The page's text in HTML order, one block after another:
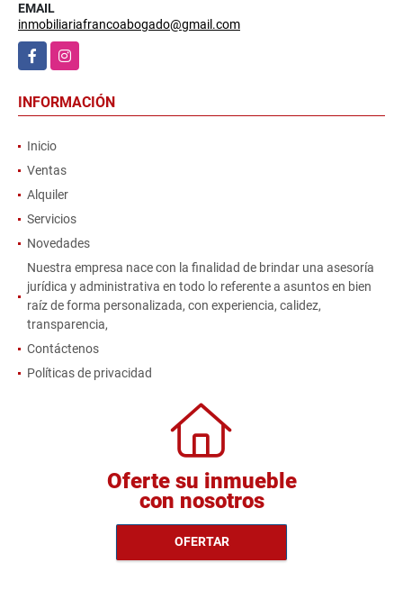
EMAIL
inmobiliariafrancoabogado@gmail.com
FacebookInstagram
INFORMACIÓN
Inicio
Ventas
Alquiler
Servicios
Novedades
Nuestra empresa nace con la finalidad de brindar una asesoría
jurídica y administrativa en todo lo referente a asuntos en bien
raíz de forma personalizada, con experiencia, calidez,
transparencia,
Contáctenos
Políticas de privacidad
Oferte su inmueble
con nosotros
OFERTAR